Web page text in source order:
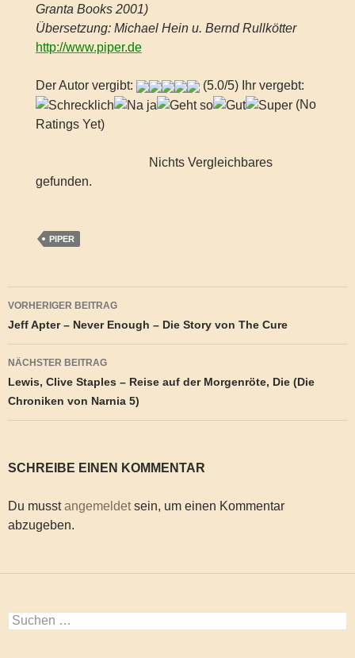
Granta Books 2001)
Übersetzung: Michael Hein u. Bernd Rullkötter
http://www.piper.de
Der Autor vergibt:
(5.0/5) Ihr vergebt:
(No
Ratings Yet)
Nichts Vergleichbares
gefunden.
PIPER
Beitragsnavigation
VORHERIGER BEITRAG
Jeff Apter – Never Enough – Die Story von The Cure
NÄCHSTER BEITRAG
Lewis, Clive Staples – Reise auf der Morgenröte, Die (Die
Chroniken von Narnia 5)
SCHREIBE EINEN KOMMENTAR
Du musstangemeldetsein, um einen Kommentar
abzugeben.
Suchen
nach: